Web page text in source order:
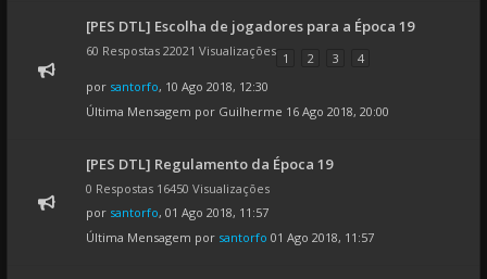
[PES DTL] Escolha de jogadores para a Época 19
60 Respostas 22021 Visualizações 1 2 3
4
por santorfo, 10 Ago 2018, 12:30
Última Mensagem por Guilherme 16 Ago 2018, 20:00
[PES DTL] Regulamento da Época 19
0 Respostas 16450 Visualizações
por santorfo, 01 Ago 2018, 11:57
Última Mensagem por santorfo 01 Ago 2018, 11:57